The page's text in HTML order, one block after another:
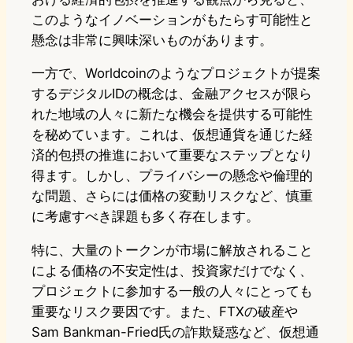
このようなイノベーションがもたらす可能性と
懸念は非常に興味深いものがあります。
一方で、Worldcoinのようなプロジェクトが提案
するデジタルIDの概念は、金融アクセスが限ら
れた地域の人々に新たな機会を提供する可能性
を秘めています。これは、仮想通貨を通じた経
済的包摂の推進において重要なステップとなり
得ます。しかし、プライバシーの懸念や倫理的
な問題、さらには価格の変動リスクなど、慎重
に考慮すべき課題も多く存在します。
特に、大量のトークンが市場に解放されること
による価格の不安定性は、投資家だけでなく、
プロジェクトに参加する一般の人々にとっても
重要なリスク要因です。また、FTXの破産や
Sam Bankman-Fried氏の詐欺疑惑など、仮想通